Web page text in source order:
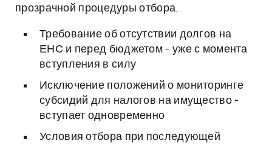
прозрачной процедуры отбора.
Требование об отсутствии долгов на
ЕНС и перед бюджетом - уже с момента
вступления в силу
Исключение положений о мониторинге
субсидий для налогов на имущество -
вступает одновременно
Условия отбора при последующей